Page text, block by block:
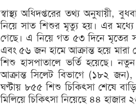
স্বাস্থ্য অধিদপ্তরের তথ্য অনুযায়ী,
নিয়ে সাত শিশুর মৃত্যু হয়। এর মধ্যে
গেছে। এ নিয়ে গত ৫৩ দিনে মৃতের
এবং ৫৬ জন হামে আক্রান্ত হয়ে
শিশু হাসপাতালে ভর্তি হয়েছে।
আক্রান্ত সিলেট বিভাগে (১৮২
ঘণ্টায় ৮৫৫ শিশু চিকিৎসা শেষে
মিলিয়ে চিকিৎসা নিয়েছে ৪৪ হাজার